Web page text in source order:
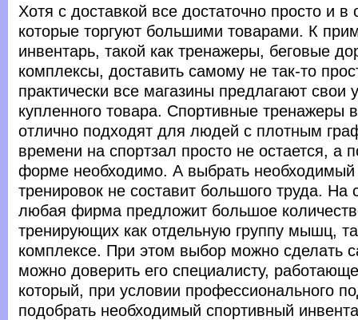
Хотя с доставкой все достаточно просто и
которые торгуют большими товарами. К
инвентарь, такой как тренажеры, беговые
комплексы, доставить самому не так-то
практически все магазины предлагают свои
купленного товара. Спортивные тренажеры
отлично подходят для людей с плотным
времени на спортзал просто не остается, а
форме необходимо. А выбрать
тренировок не составит большого труда. На
любая фирма предложит большое
тренирующих как отдельную группу мышц,
комплексе. При этом выбор можно сделать
можно доверить его специалисту,
который, при условии профессионального
подобрать необходимый спортивный